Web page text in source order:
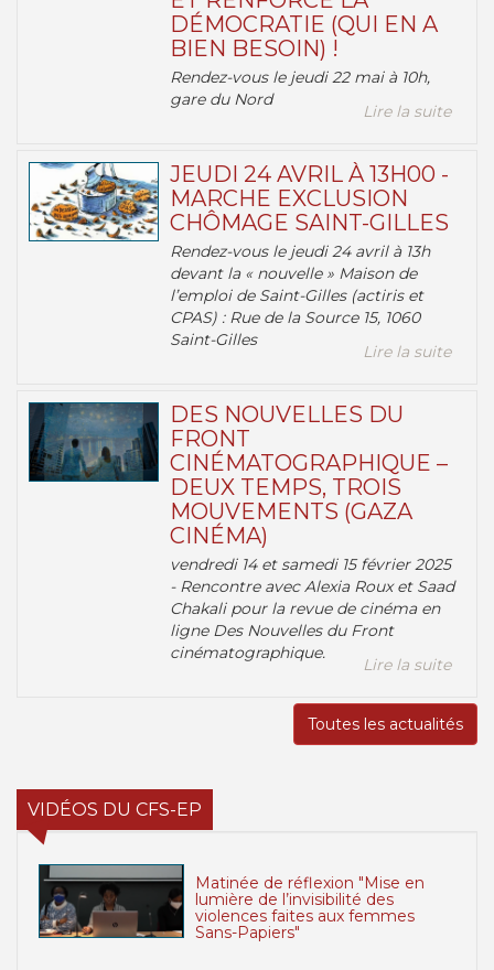
DÉMOCRATIE (QUI EN A
BIEN BESOIN) !
Rendez-vous le jeudi 22 mai à 10h,
gare du Nord
Lire la suite
JEUDI 24 AVRIL À 13H00 -
MARCHE EXCLUSION
CHÔMAGE SAINT-GILLES
Rendez-vous le jeudi 24 avril à 13h
devant la « nouvelle » Maison de
l’emploi de Saint-Gilles (actiris et
CPAS) : Rue de la Source 15, 1060
Saint-Gilles
Lire la suite
DES NOUVELLES DU
FRONT
CINÉMATOGRAPHIQUE –
DEUX TEMPS, TROIS
MOUVEMENTS (GAZA
CINÉMA)
vendredi 14 et samedi 15 février 2025
- Rencontre avec Alexia Roux et Saad
Chakali pour la revue de cinéma en
ligne Des Nouvelles du Front
cinématographique.
Lire la suite
Toutes les actualités
VIDÉOS DU CFS-EP
Matinée de réflexion "Mise en
lumière de l’invisibilité des
violences faites aux femmes
Sans-Papiers"